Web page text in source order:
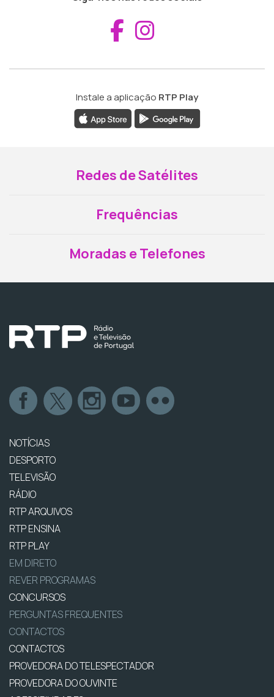
Aceder ao
Instale a aplicação RTP Play
Redes de Satélites
Frequências
Moradas e Telefones
NOTÍCIAS
DESPORTO
TELEVISÃO
RÁDIO
RTP ARQUIVOS
RTP ENSINA
RTP PLAY
EM DIRETO
REVER PROGRAMAS
CONCURSOS
PERGUNTAS FREQUENTES
CONTACTOS
CONTACTOS
PROVEDORA DO TELESPECTADOR
PROVEDORA DO OUVINTE